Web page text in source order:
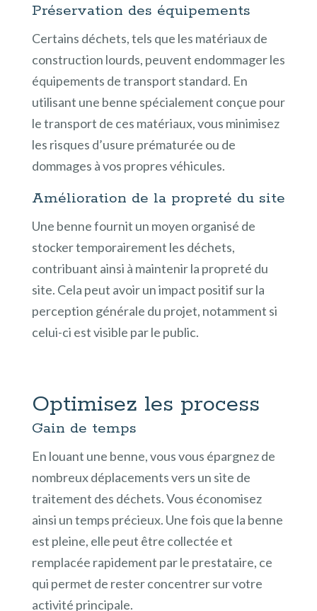
Préservation des équipements
Certains déchets, tels que les matériaux de
construction lourds, peuvent endommager les
équipements de transport standard. En
utilisant une benne spécialement conçue pour
le transport de ces matériaux, vous minimisez
les risques d’usure prématurée ou de
dommages à vos propres véhicules.
Amélioration de la propreté du site
Une benne fournit un moyen organisé de
stocker temporairement les déchets,
contribuant ainsi à maintenir la propreté du
site. Cela peut avoir un impact positif sur la
perception générale du projet, notamment si
celui-ci est visible par le public.
Optimisez les process
Gain de temps
En louant une benne, vous vous épargnez de
nombreux déplacements vers un site de
traitement des déchets. Vous économisez
ainsi un temps précieux. Une fois que la benne
est pleine, elle peut être collectée et
remplacée rapidement par le prestataire, ce
qui permet de rester concentrer sur votre
activité principale.